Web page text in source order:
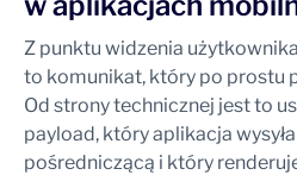
Z punktu widzenia
to komunikat, który po prostu
Od strony technicznej jest to
payload, który aplikacja
pośredniczącą i który